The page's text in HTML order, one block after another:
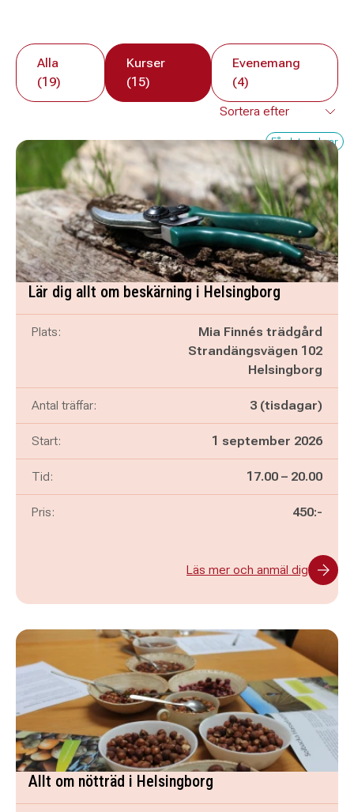
Alla
(19)
Kurser
(15)
Evenemang
(4)
Få platser kvar
Lär dig allt om beskärning i Helsingborg
Plats:
Mia Finnés trädgård
Strandängsvägen 102
Helsingborg
Antal träffar: 3 (tisdagar)
Start: 1 september 2026
Tid: Pågår mellan
17.00 – och
20.00
Pris: 450:-
Läs mer och anmäl dig
Allt om nötträd i Helsingborg